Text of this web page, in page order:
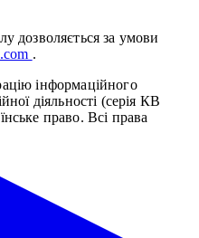
дозволяється за умови
.
інформаційного
діяльності (серія КВ
право. Всі права